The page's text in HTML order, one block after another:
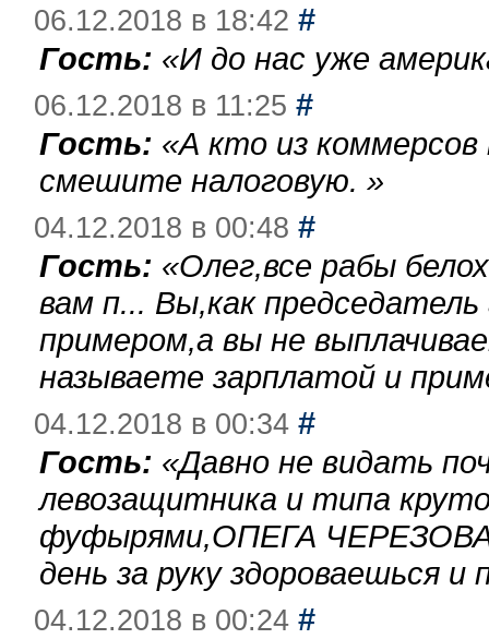
06.12.2018 в 18:42 #
Гость: «И до нас уже
06.12.2018 в 11:25 #
Гость: «А кто из
смешите налоговую. »
04.12.2018 в 00:48 #
Гость: «Олег,все рабы
вам п... Вы,как
примером,а вы не
называете зарплатой и
04.12.2018 в 00:34 #
Гость: «Давно не видать
левозащитника и типа
фуфырями,ОПЕГА
день за руку здороваешься
04.12.2018 в 00:24 #